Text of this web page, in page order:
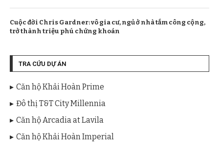
Cuộc đời Chris Gardner: vô gia cư, ngủ ở nhà tắm công cộng,
trở thành triệu phú chứng khoán
TRA CỨU DỰ ÁN
Căn hộ Khải Hoàn Prime
Đô thị T&T City Millennia
Căn hộ Arcadia at Lavila
Căn hộ Khải Hoàn Imperial